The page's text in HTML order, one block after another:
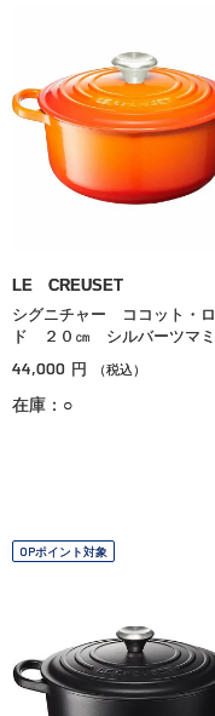
LE CREUSET
シグニチャー ココット・
ド ２０㎝ シルバーツマミ
44,000 円 （税込）
在庫：○
OPポイント対象